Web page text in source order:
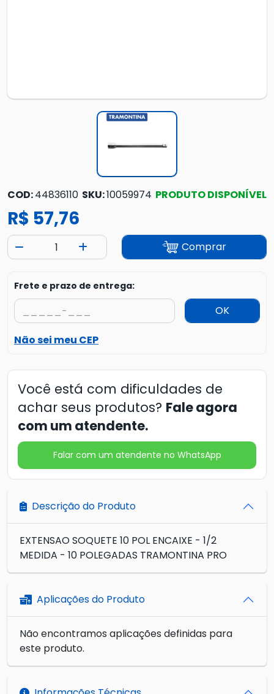
COD:44836110 SKU:10059974 PRODUTO DISPONÍVEL
R$ 57,76
Comprar
Frete e prazo de entrega:
OK
Não sei meu CEP
Você está com dificuldades de
achar seus produtos? Fale agora
com um atendente.
Falar com um atendente no WhatsApp
Descrição do Produto
EXTENSAO SOQUETE 10 POL ENCAIXE - 1/2
MEDIDA - 10 POLEGADAS TRAMONTINA PRO
Aplicações do Produto
Não encontramos aplicações definidas para
este produto.